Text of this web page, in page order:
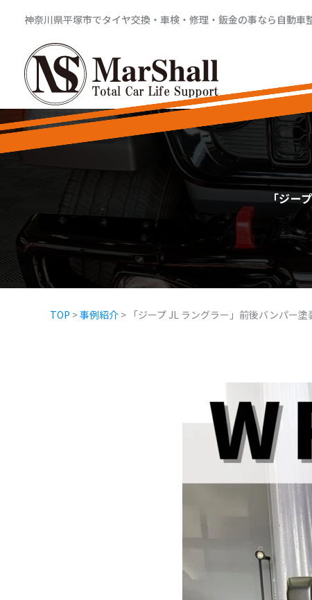
ッ
神奈川県平塚市でタイヤ交換・車検・修理・鈑金の事なら自動車
「ジー
TOP >事例紹介 > 「ジープ JL ラングラー」前後バンパー